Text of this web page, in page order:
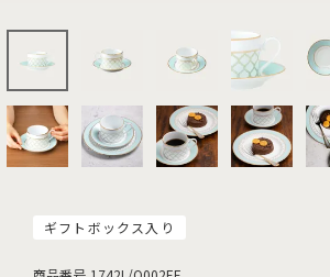
ギフトボックス入り